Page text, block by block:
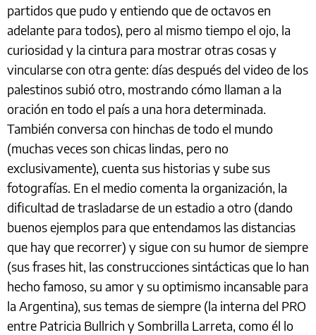
partidos que pudo y entiendo que de octavos en
adelante para todos), pero al mismo tiempo el ojo, la
curiosidad y la cintura para mostrar otras cosas y
vincularse con otra gente: días después del video de los
palestinos subió otro, mostrando cómo llaman a la
oración en todo el país a una hora determinada.
También conversa con hinchas de todo el mundo
(muchas veces son chicas lindas, pero no
exclusivamente), cuenta sus historias y sube sus
fotografías. En el medio comenta la organización, la
dificultad de trasladarse de un estadio a otro (dando
buenos ejemplos para que entendamos las distancias
que hay que recorrer) y sigue con su humor de siempre
(sus frases hit, las construcciones sintácticas que lo han
hecho famoso, su amor y su optimismo incansable para
la Argentina), sus temas de siempre (la interna del PRO
entre Patricia Bullrich y Sombrilla Larreta, como él lo